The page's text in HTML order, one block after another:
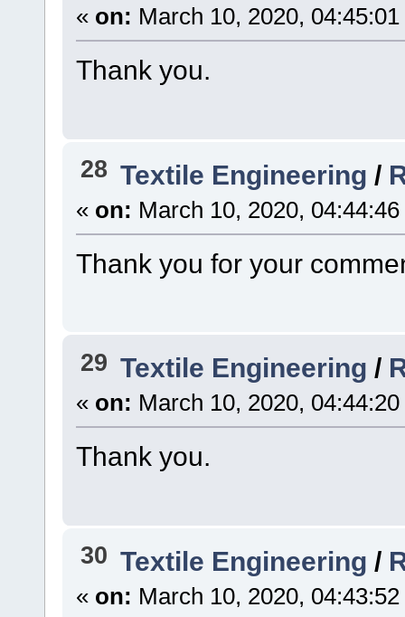
« on: March 10, 2020,
Thank you.
28 Textile Engineering /
« on: March 10, 2020,
Thank you for your
29 Textile Engineering /
« on: March 10, 2020,
Thank you.
30 Textile Engineering /
« on: March 10, 2020,